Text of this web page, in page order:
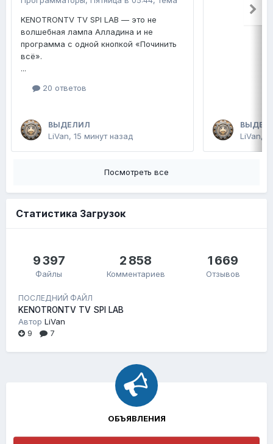
KENOTRONTV TV SPI LAB — это не
волшебная лампа Алладина и не
программа с одной кнопкой «Починить
всё».
...
20 ответов
ВЫДЕЛИЛ
LiVan, 15 минут назад LiVan,
Посмотреть все
Статистика Загрузок
9 397
Файлы
2 858
Комментариев
1 669
Отзывов
ПОСЛЕДНИЙ ФАЙЛ
KENOTRONTV TV SPI LAB
Автор LiVan
9
7
ОБЪЯВЛЕНИЯ